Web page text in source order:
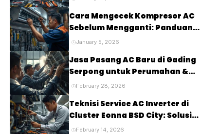
Cara Mengecek Kompresor AC
Sebelum Mengganti: Panduan
Lengkap untuk Mendiagnosis
Anda
January 5, 2026
Jasa Pasang AC Baru di Gading
Serpong untuk Perumahan &
Cluster Elite
February 28, 2026
Teknisi Service AC Inverter di
Cluster Eonna BSD City: Solusi
Tepat untuk Kenyamanan Rumah
February 14, 2026